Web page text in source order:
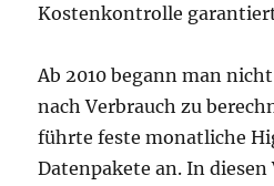
Kostenkontrolle
Ab 2010 begann man
nach Verbrauch zu
führte feste monatliche
Datenpakete an. In